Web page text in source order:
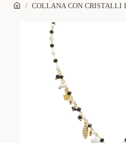
COLLANA CON CRISTALLI